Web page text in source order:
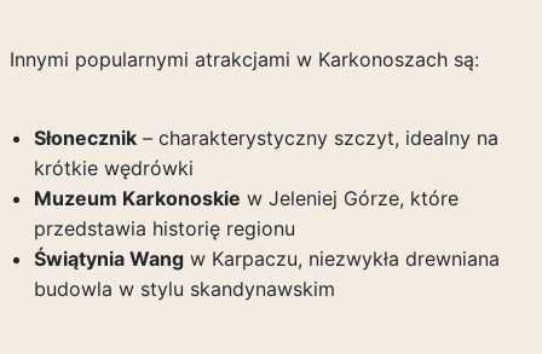
Innymi popularnymi atrakcjami w Karkonoszach są:
Słonecznik– charakterystyczny szczyt, idealny na
krótkie wędrówki
Muzeum Karkonoskie w Jeleniej Górze, które
przedstawia historię regionu
Świątynia Wangw Karpaczu, niezwykła drewniana
budowla w stylu skandynawskim